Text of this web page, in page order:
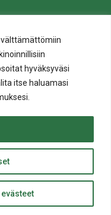
hyväksyväsi
itse haluamasi
ylös